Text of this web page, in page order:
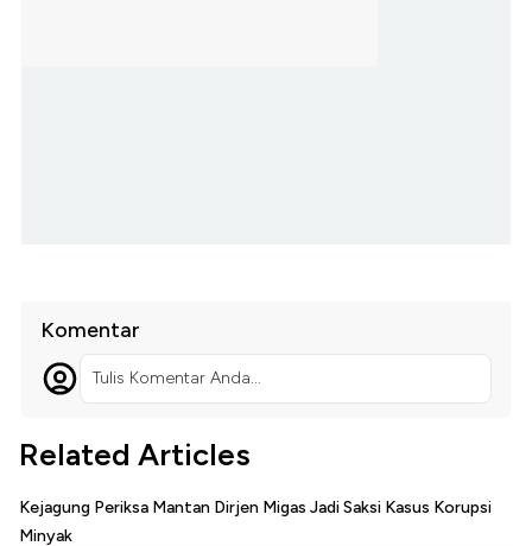
Komentar
Tulis Komentar Anda...
Related Articles
Kejagung Periksa Mantan Dirjen Migas Jadi Saksi Kasus Korupsi
Minyak